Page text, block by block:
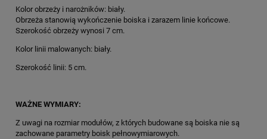
Kolor obrzeży i narożników: biały.
Obrzeża stanowią wykończenie boiska i zarazem linie końcowe.
Szerokość obrzeży wynosi 7 cm.
Kolor linii malowanych: biały.
Szerokość linii: 5 cm.
WAŻNE WYMIARY:
Z uwagi na rozmiar modułów, z których budowane są boiska nie są
zachowane parametry boisk pełnowymiarowych.